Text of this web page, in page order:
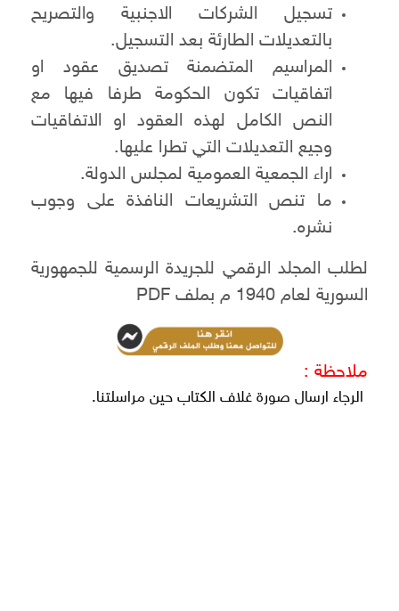
تسجيل الشركات الاجنبية والتصريح
بالتعديلات الطارئة بعد التسجيل.
المراسيم المتضمنة تصديق عقود او
اتفاقيات تكون الحكومة طرفا فيها مع
النص الكامل لهذه العقود او الاتفاقيات
وجيع التعديلات التي تطرا عليها.
اراء الجمعية العمومية لمجلس الدولة.
ما تنص التشريعات النافذة على وجوب
نشره.
لطلب المجلد الرقمي للجريدة الرسمية للجمهورية
السورية لعام 1940 م بملف PDF
ملاحظة :
الرجاء ارسال صورة غلاف الكتاب حين مراسلتنا.